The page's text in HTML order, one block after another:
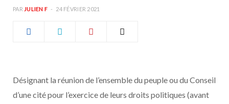
PAR JULIEN F 24 FÉVRIER 2021
Désignant la réunion de l’ensemble du peuple ou du Conseil
d’une cité pour l’exercice de leurs droits politiques (avant